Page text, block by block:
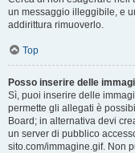
un messaggio illeggibile, e
addirittura rimuoverlo.
Top
Posso inserire delle
Sì, puoi inserire delle
permette gli allegati è
Board; in alternativa devi
un server di pubblico
sito.com/immagine.gif. Non